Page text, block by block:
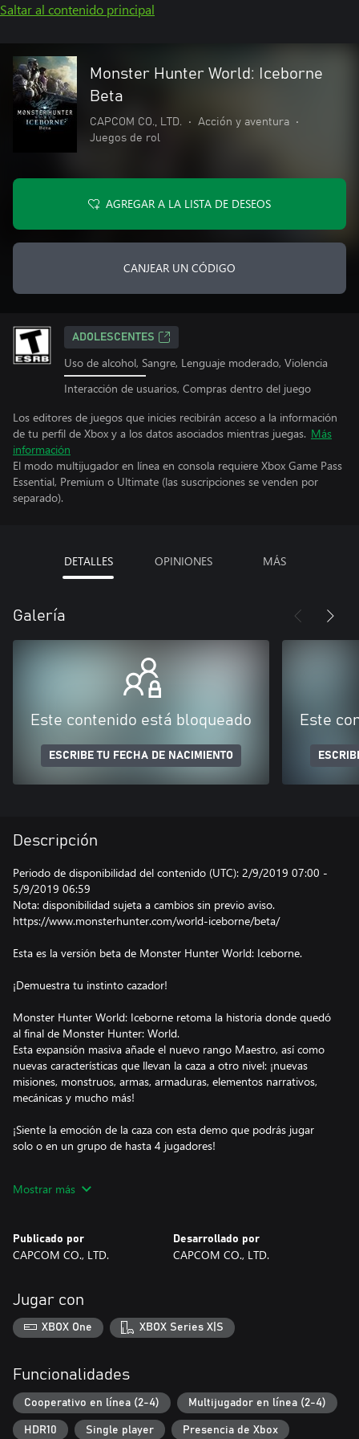
Saltar al contenido principal
Monster Hunter World: Iceborne
Beta
CAPCOM CO., LTD. • Acción y aventura
•
Juegos de rol
AGREGAR A LA LISTA DE DESEOS
CANJEAR UN CÓDIGO
ADOLESCENTES
Uso de alcohol, Sangre, Lenguaje moderado, Violencia
Interacción de usuarios, Compras dentro del juego
Los editores de juegos que inicies recibirán acceso a la información
de tu perfil de Xbox y a los datos asociados mientras juegas. Más
información
El modo multijugador en línea en consola requiere Xbox Game Pass
Essential, Premium o Ultimate (las suscripciones se venden por
separado).
DETALLES OPINIONES MÁS
Galería
Este contenido está bloqueado
ESCRIBE TU FECHA DE NACIMIENTO
Este
Descripción
Periodo de disponibilidad del contenido (UTC): 2/9/2019 07:00 -
5/9/2019 06:59
Nota: disponibilidad sujeta a cambios sin previo aviso.
https://www.monsterhunter.com/world-iceborne/beta/
Esta es la versión beta de Monster Hunter World: Iceborne.
¡Demuestra tu instinto cazador!
Monster Hunter World: Iceborne retoma la historia donde quedó
al final de Monster Hunter: World.
Esta expansión masiva añade el nuevo rango Maestro, así como
nuevas características que llevan la caza a otro nivel: ¡nuevas
misiones, monstruos, armas, armaduras, elementos narrativos,
mecánicas y mucho más!
¡Siente la emoción de la caza con esta demo que podrás jugar
solo o en un grupo de hasta 4 jugadores!
versión final.
Principiantes: caza al Gran Jagras
Intermedio: caza al Banbaro
Mostrar más
Publicado por
CAPCOM CO., LTD.
Desarrollado por
CAPCOM CO., LTD.
Jugar con
XBOX One XBOX Series X|S
Funcionalidades
Cooperativo en línea (2-4) Multijugador en línea (2-4)
HDR10 Single player Presencia de Xbox